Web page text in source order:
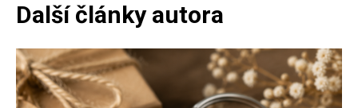
Další články autora